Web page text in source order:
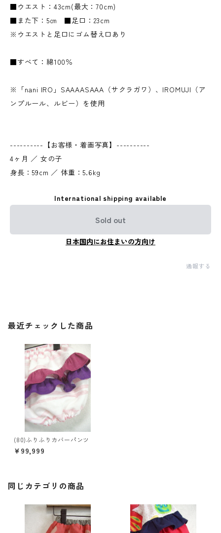
■ウエスト：43cm(最大：70cm)
■また下：5㎝ ■足口：23cm
※ウエストと足口にゴム替え口あり
■すべて：綿100％
※「nani IRO」SAAAASAAA（サクラガワ）、IROMUJI（ア
ンプルール、ルビー）を使用
----------【お客様・着画写真】----------
4ヶ月 ／ 女の子
身長：59cm ／ 体重：5.6kg
International shipping available
Sold out
日本国内にお住まいの方向け
通報する
最近チェックした商品
(80)ふりふりカバーパンツ
¥99,999
同じカテゴリの商品